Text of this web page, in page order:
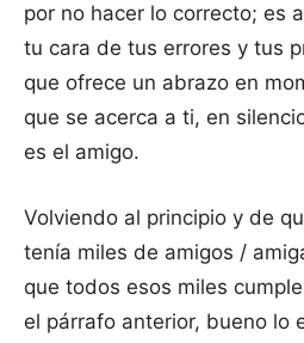
por no hacer lo correcto; es
tu cara de tus errores y tus
que ofrece un abrazo en
que se acerca a ti, en
es el amigo.
Volviendo al principio y de
tenía miles de amigos /
que todos esos miles
el párrafo anterior, bueno lo